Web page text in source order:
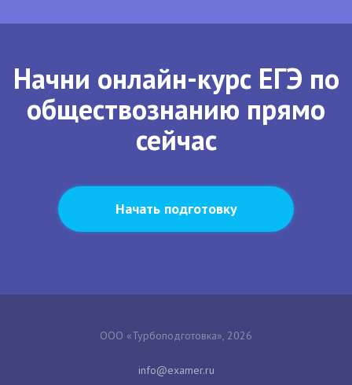
Начни онлайн-курс ЕГЭ по
обществознанию прямо
сейчас
Начать подготовку
ООО «Турбоподготовка», 2026